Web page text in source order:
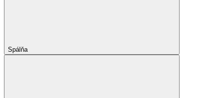
Spálňa